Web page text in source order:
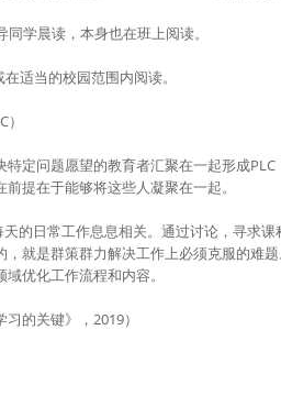
学晨读，本身也在班上阅读。
适当的校园范围内阅读。
定问题愿望的教育者汇聚在一起形成
提在于能够将这些人凝聚在一起。
的日常工作息息相关。通过讨论，寻求
，就是群策群力解决工作上必须克服的难
优化工作流程和内容。
的关键》，2019）